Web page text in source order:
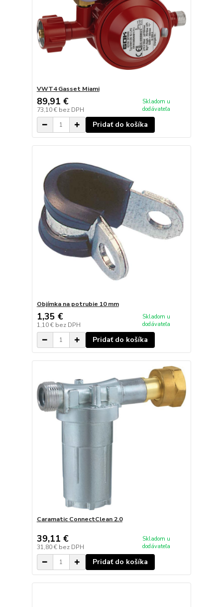
VWT4 Gasset Miami
89,91 €
73,10 € bez DPH
Skladom u
dodávateľa
Pridať do košíka
Objímka na potrubie 10 mm
1,35 €
1,10 € bez DPH
Skladom u
dodávateľa
Pridať do košíka
Caramatic ConnectClean 2.0
39,11 €
31,80 € bez DPH
Skladom u
dodávateľa
Pridať do košíka